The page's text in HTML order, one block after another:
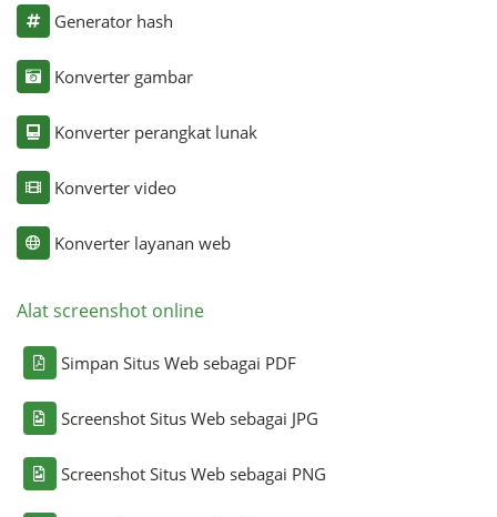
Generator hash
Konverter gambar
Konverter perangkat lunak
Konverter video
Konverter layanan web
Alat screenshot online
Simpan Situs Web sebagai PDF
Screenshot Situs Web sebagai JPG
Screenshot Situs Web sebagai PNG